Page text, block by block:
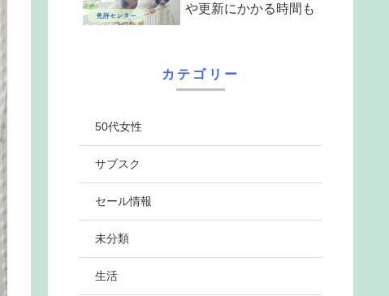
や更新にかかる時間も
カテゴリー
50代女性
サブスク
セール情報
未分類
生活